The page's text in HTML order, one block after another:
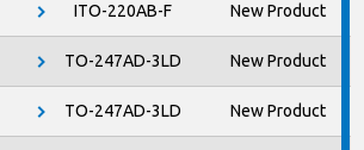
ITO-220AB-F New Product
TO-247AD-3LD New Product
TO-247AD-3LD New Product